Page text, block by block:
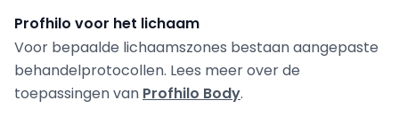
Profhilo voor het lichaam
Voor bepaalde lichaamszones bestaan aangepaste
behandelprotocollen. Lees meer over de
toepassingen van Profhilo Body.